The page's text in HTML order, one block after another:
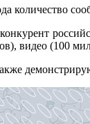
количество
видео (100